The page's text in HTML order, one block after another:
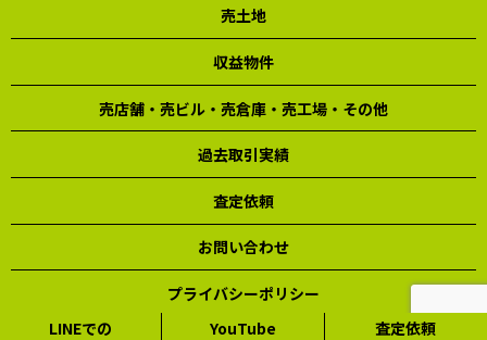
LINEでの
YouTube 査定依頼
売土地
収益物件
売店舗・売ビル・売倉庫・売工場・その他
過去取引実績
査定依頼
お問い合わせ
プライバシーポリシー